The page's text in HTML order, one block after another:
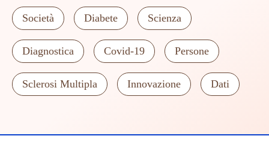
Società Diabete Scienza
Diagnostica Covid-19 Persone
Sclerosi Multipla Innovazione Dati